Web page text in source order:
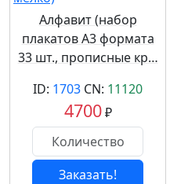
Алфавит (набор
плакатов А3 формата
33 шт., прописные кр…
ID: 1703 CN: 11120
4700₽
Заказать!